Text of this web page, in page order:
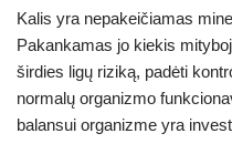
Kalis yra nepakeičiamas
Pakankamas jo kiekis
širdies ligų riziką, padėti
normalų organizmo
balansui organizme yra